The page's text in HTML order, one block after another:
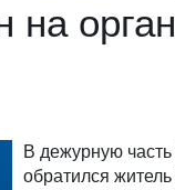
на
В дежурную
обратился